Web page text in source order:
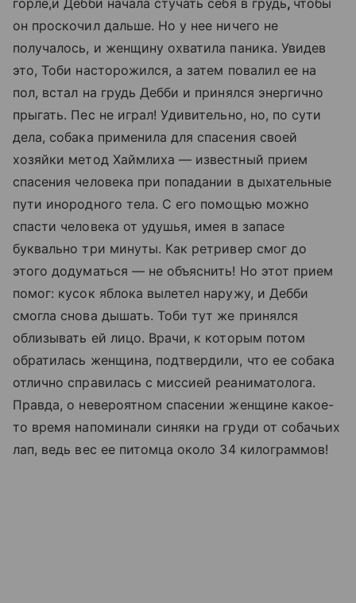
горле,и Дебби начала стучать себя в грудь, чтобы
он проскочил дальше. Но у нее ничего не
получалось, и женщину охватила паника. Увидев
это, Тоби насторожился, а затем повалил ее на
пол, встал на грудь Дебби и принялся энергично
прыгать. Пес не играл! Удивительно, но, по сути
дела, собака применила для спасения своей
хозяйки метод Хаймлиха — известный прием
спасения человека при попадании в дыхательные
пути инородного тела. С его помощью можно
спасти человека от удушья, имея в запасе
буквально три минуты. Как ретривер смог до
этого додуматься — не объяснить! Но этот прием
помог: кусок яблока вылетел наружу, и Дебби
смогла снова дышать. Тоби тут же принялся
облизывать ей лицо. Врачи, к которым потом
обратилась женщина, подтвердили, что ее собака
отлично справилась с миссией реаниматолога.
Правда, о невероятном спасении женщине какое-
то время напоминали синяки на груди от собачьих
лап, ведь вес ее питомца около 34 килограммов!